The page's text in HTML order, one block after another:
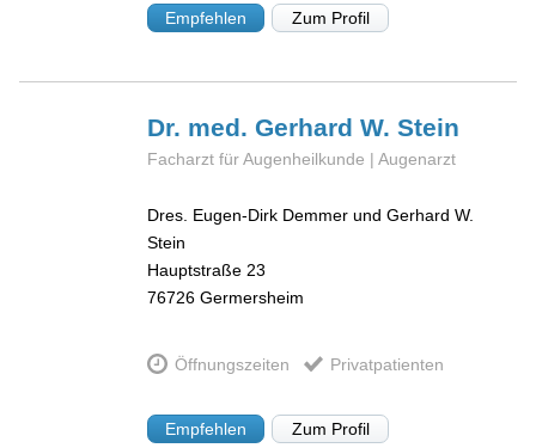
Empfehlen Zum Profil
Dr. med. Gerhard W.Stein
Facharzt für Augenheilkunde | Augenarzt
Dres. Eugen-Dirk Demmer und Gerhard W.
Stein
Hauptstraße 23
76726 Germersheim
Öffnungszeiten Privatpatienten
Empfehlen Zum Profil